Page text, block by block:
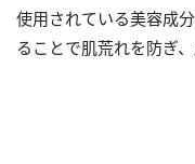
使用されている美容成
ることで肌荒れを防ぎ